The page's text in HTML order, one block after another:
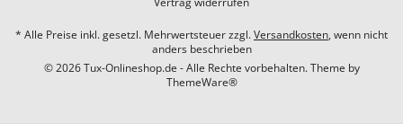
* Alle Preise inkl. gesetzl. Mehrwertsteuer zzgl.Versandkosten, wenn nicht
anders beschrieben
© 2026 Tux-Onlineshop.de - Alle Rechte vorbehalten. Theme by
ThemeWare®